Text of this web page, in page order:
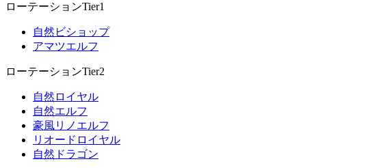
ローテーションTier1
自然ビショップ
アマツエルフ
ローテーションTier2
自然ロイヤル
自然エルフ
豪風リノエルフ
リオードロイヤル
自然ドラゴン